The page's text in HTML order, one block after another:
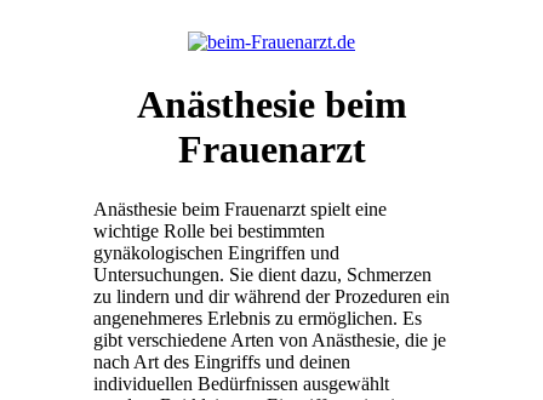
Anästhesie beim
Frauenarzt
Anästhesie beim Frauenarzt spielt eine
wichtige Rolle bei bestimmten
gynäkologischen Eingriffen und
Untersuchungen. Sie dient dazu, Schmerzen
zu lindern und dir während der Prozeduren ein
angenehmeres Erlebnis zu ermöglichen. Es
gibt verschiedene Arten von Anästhesie, die je
nach Art des Eingriffs und deinen
individuellen Bedürfnissen ausgewählt